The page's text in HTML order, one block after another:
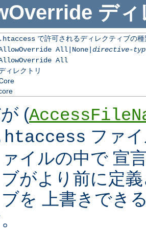
ディ
.htaccessで許可されるディレクティブの種
All|None| directive-
All
ィレクトリ
(
ファ
イルの中で 宣
がより前に定
を 上書きでき